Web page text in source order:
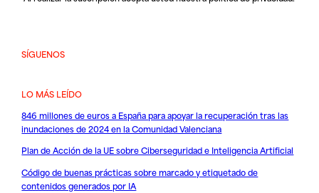
SÍGUENOS
LO MÁS LEÍDO
846 millones de euros a España para apoyar la recuperación tras las
inundaciones de 2024 en la Comunidad Valenciana
Plan de Acción de la UE sobre Ciberseguridad e Inteligencia Artificial
Código de buenas prácticas sobre marcado y etiquetado de
contenidos generados por IA